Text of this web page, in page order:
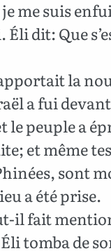
me suis
dit: Que
la
a fui
le peuple a
et même
sont
a été prise.
il fait
tomba de